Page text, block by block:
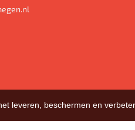
leveren, beschermen en